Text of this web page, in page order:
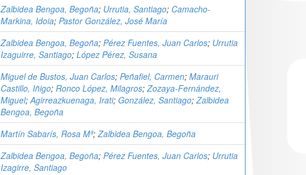
Zalbidea Bengoa, Begoña; Urrutia, Santiago; Camacho-
Markina, Idoia; Pastor González, José María
Zalbidea Bengoa, Begoña; Pérez Fuentes, Juan Carlos; Urrutia
Izaguirre, Santiago; López Pérez, Susana
Miguel de Bustos, Juan Carlos; Peñafiel, Carmen; Marauri
Castillo, Iñigo; Ronco López, Milagros;Zozaya-Fernández,
Miguel;Agirreazkuenaga, Irati; González, Santiago;Zalbidea
Bengoa, Begoña
Martín Sabarís, Rosa Mª;Zalbidea Bengoa, Begoña
Zalbidea Bengoa, Begoña; Pérez Fuentes, Juan Carlos; Urrutia
Izagirre, Santiago